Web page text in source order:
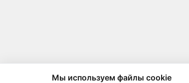
Мы используем файлы cookie